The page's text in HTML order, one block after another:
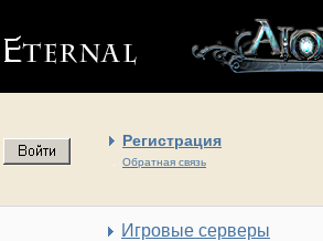
Регистрация
Обратная связь
Игровые серверы